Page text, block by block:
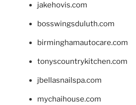
jakehovis.com
bosswingsduluth.com
birminghamautocare.com
tonyscountrykitchen.com
jbellasnailspa.com
mychaihouse.com